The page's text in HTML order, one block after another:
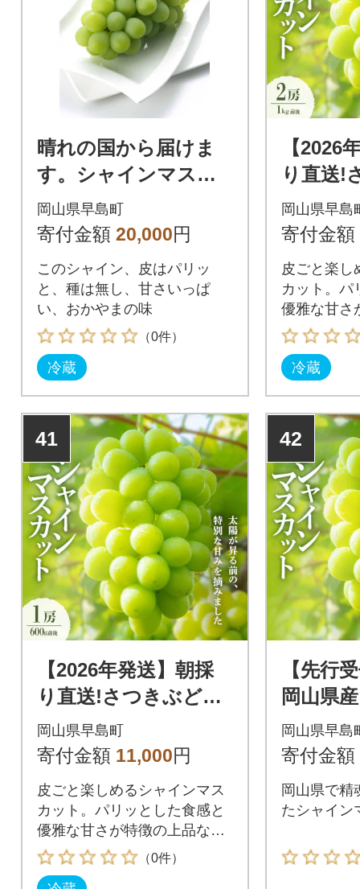
晴れの国から届けま
す。シャインマスカ
ット2房1kg入り
岡山県早島町
寄付金額 20,000円
このシャイン、皮はパリッ
と、種は無し、甘さいっぱ
い、おかやまの味
（0件）
冷蔵
【2026
り直送!
園シャ
ト2房
岡山県早島
寄付金額
皮ごと楽し
カット。パ
優雅な甘さ
萄です。
冷蔵
41
【2026年発送】朝採
り直送!さつきぶどう
園シャインマスカッ
ト1房 600g前後【フ
岡山県早島町
寄付金額 11,000円
皮ごと楽しめるシャインマス
カット。パリッとした食感と
優雅な甘さが特徴の上品な葡
萄です。
（0件）
42
【先行
岡山県
スカッ
房)
岡山県早島
寄付金額
岡山県で精
たシャイン